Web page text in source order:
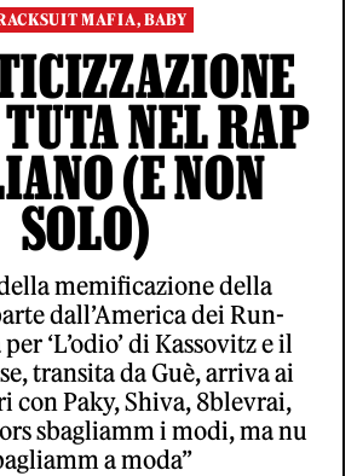
MAFIA, BABY
NEL RAP
(E NON
SOLO)
memificazione della
dall’America dei Run-
‘L’odio’ di Kassovitz e il
transita da Guè, arriva ai
con Paky, Shiva, 8blevrai,
sbagliamm i modi, ma nu
a moda”